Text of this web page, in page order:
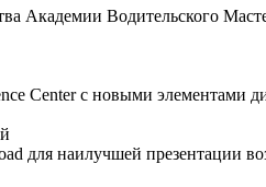
Академии Водительского
Center с новыми элементами
для наилучшей презентации